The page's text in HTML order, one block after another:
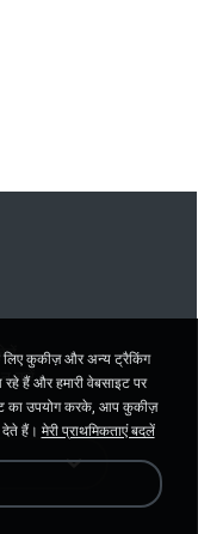
न करें
कुकीज़ और अन्य ट्रैकिंग
हैं और हमारी वेबसाइट पर
का उपयोग करके, आप कुकीज़
हैं। मेरी प्राथमिकताएं बदलें